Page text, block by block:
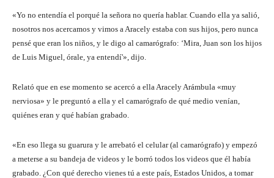
«Yo no entendía el porqué la señora no quería hablar. Cuando ella ya salió,
nosotros nos acercamos y vimos a Aracely estaba con sus hijos, pero nunca
pensé que eran los niños, y le digo al camarógrafo: ‘Mira, Juan son los hijos
de Luis Miguel, órale, ya entendí'», dijo.
Relató que en ese momento se acercó a ella Aracely Arámbula «muy
nerviosa» y le preguntó a ella y el camarógrafo de qué medio venían,
quiénes eran y qué habían grabado.
«En eso llega su guarura y le arrebató el celular (al camarógrafo) y empezó
a meterse a su bandeja de videos y le borró todos los videos que él había
grabado. ¿Con qué derecho vienes tú a este país, Estados Unidos, a tomar